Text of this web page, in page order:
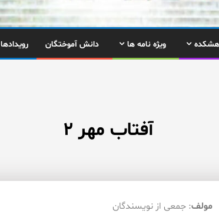
ویژه نامه ها دانش آموختگان رویدادها
آفتاب مهر ۲
مولف: جمعی از نویسندگان